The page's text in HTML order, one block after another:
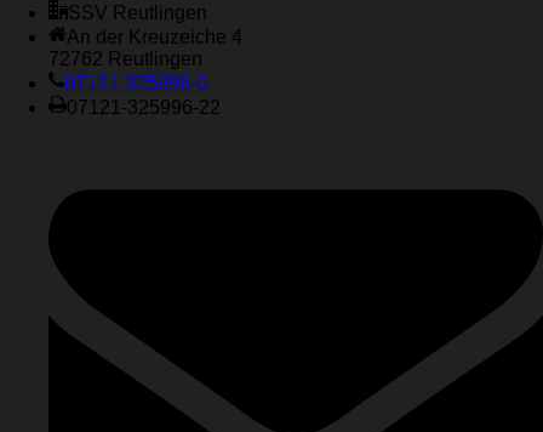
SSV Reutlingen
An der Kreuzeiche 4
72762 Reutlingen
07121-325996-0
07121-325996-22